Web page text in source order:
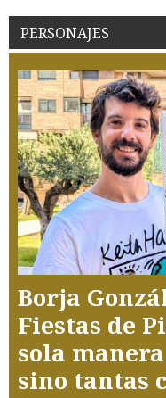
PERSONAJES
Borja
Fiestas de
sola
sino tantas